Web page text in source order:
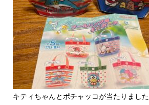
キティちゃんとポチャッコが当たりました